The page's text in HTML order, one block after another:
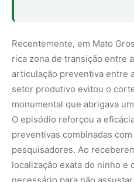
rurais ajustaram o
produtiva da fazenda.
Blindagem ecológica em
Manter uma árvore com
no limite de uma área
evitar o uso de motosserras.
de amortecimento ecológico